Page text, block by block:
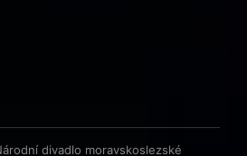
divadlo moravskoslezské